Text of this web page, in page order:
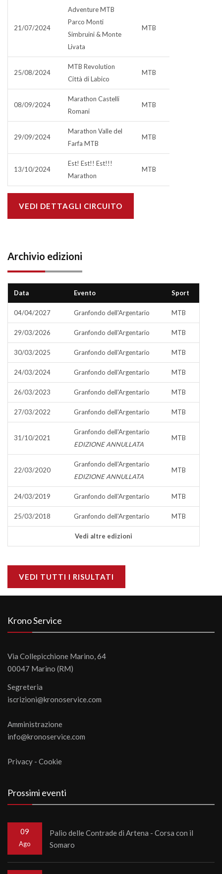
21/07/2024
Adventure MTB
Parco Monti
Simbruini & Monte
Livata
MTB
25/08/2024
MTB Revolution
Città di Labico
MTB
08/09/2024
Marathon Castelli
Romani
MTB
29/09/2024
Marathon Valle del
Farfa MTB
MTB
13/10/2024
Est! Est!! Est!!!
Marathon
MTB
VEDI DETTAGLI CIRCUITO
Archivio edizioni
Data Evento Sport
04/04/2027 Granfondo dell'Argentario MTB
29/03/2026 Granfondo dell'Argentario MTB
30/03/2025 Granfondo dell'Argentario MTB
24/03/2024 Granfondo dell'Argentario MTB
26/03/2023 Granfondo dell'Argentario MTB
27/03/2022 Granfondo dell'Argentario MTB
31/10/2021
Granfondo dell'Argentario
EDIZIONE ANNULLATA
MTB
22/03/2020
Granfondo dell'Argentario
EDIZIONE ANNULLATA
MTB
24/03/2019 Granfondo dell'Argentario MTB
25/03/2018 Granfondo dell'Argentario MTB
Vedi altre edizioni
VEDI TUTTI I RISULTATI
Krono Service
Via Collepicchione Marino, 64
00047 Marino (RM)
Segreteria
iscrizioni@kronoservice.com
Amministrazione
info@kronoservice.com
Privacy - Cookie
Prossimi eventi
09
Ago
Palio delle Contrade di Artena - Corsa con il
Somaro